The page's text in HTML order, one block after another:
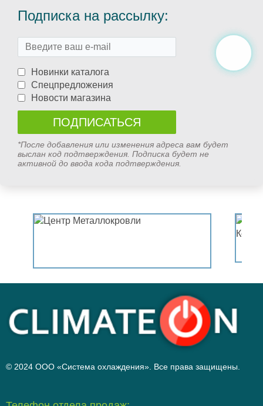
Подписка на рассылку:
Новинки каталога
Спецпредложения
Новости магазина
*После добавления или изменения адреса вам будет
выслан код подтверждения. Подписка будет не
активной до ввода кода подтверждения.
© 2024 ООО «Система охлаждения». Все права защищены.